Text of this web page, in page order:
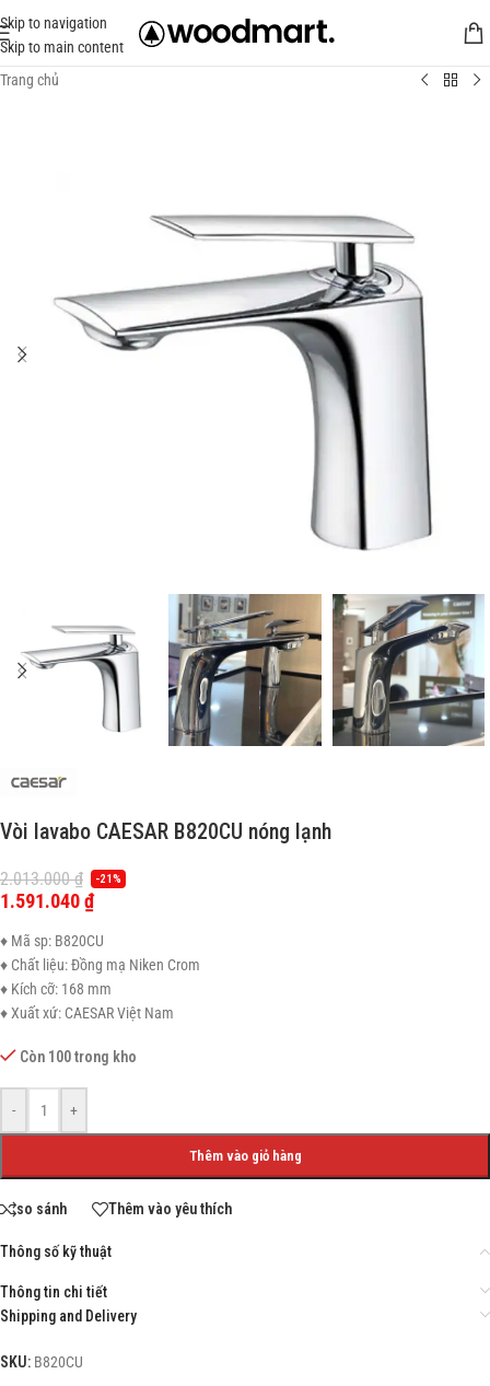
Skip to navigation
Skip to main content
Trang chủ
Vòi lavabo CAESAR B820CU nóng lạnh
2.013.000₫ -21%
1.591.040₫
♦ Mã sp: B820CU
♦ Chất liệu: Đồng mạ Niken Crom
♦ Kích cỡ: 168 mm
♦ Xuất xứ: CAESAR Việt Nam
Còn 100 trong kho
- +
Thêm vào giỏ hàng
so sánh Thêm vào yêu thích
Thông số kỹ thuật
Thông tin chi tiết
Shipping and Delivery
SKU: B820CU